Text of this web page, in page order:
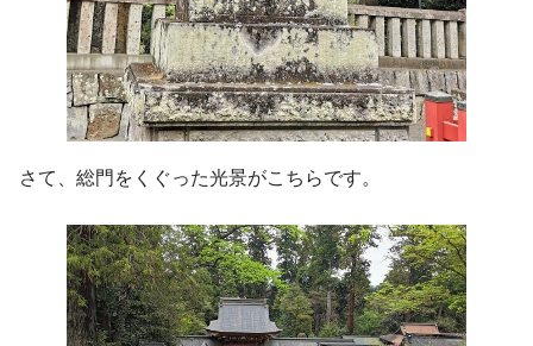
さて、総門をくぐった光景がこちらです。